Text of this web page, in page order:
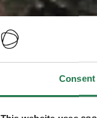
Consent